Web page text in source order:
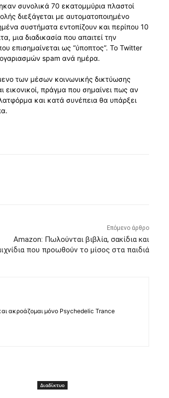
συνολικά 70 εκατομμύρια πλαστοί
διεξάγεται με αυτοματοποιημένο
συστήματα εντοπίζουν και περίπου 10
μια διαδικασία που απαιτεί την
επισημαίνεται ως “ύποπτος”. Το Twitter
spam ανά ημέρα.
των μέσων κοινωνικής δικτύωσης
εικονικοί, πράγμα που σημαίνει πως αν
και κατά συνέπεια θα υπάρξει
Επόμενο άρθρο
Amazon: Πωλούνται βιβλία, σακίδια και
που προωθούν το μίσος στα παιδιά
ακροάζομαι μόνο Psychedelic Trance
Διαδίκτυο